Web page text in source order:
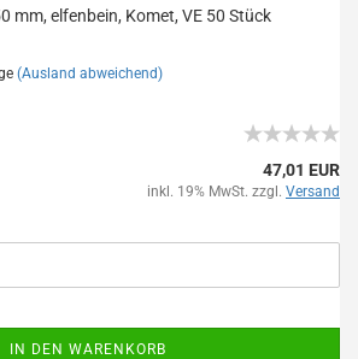
mm, elfenbein, Komet, VE 50 Stück
(Ausland abweichend)
47,01 EUR
inkl. 19% MwSt. zzgl. Versand
IN DEN WARENKORB